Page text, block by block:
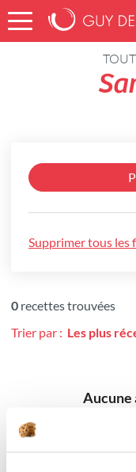
Accueil Recettes
Supprimer tous les
0 recettes trouvées
Trier par : Les plus